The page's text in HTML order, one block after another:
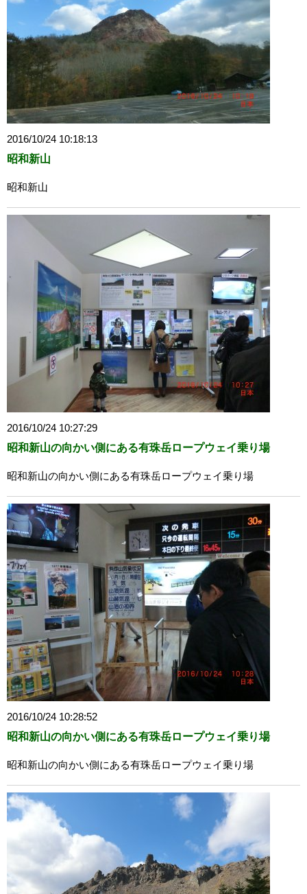
2016/10/24 10:18:13
昭和新山
昭和新山
2016/10/24 10:27:29
昭和新山の向かい側にある有珠岳ロープウェイ乗り場
昭和新山の向かい側にある有珠岳ロープウェイ乗り場
2016/10/24 10:28:52
昭和新山の向かい側にある有珠岳ロープウェイ乗り場
昭和新山の向かい側にある有珠岳ロープウェイ乗り場